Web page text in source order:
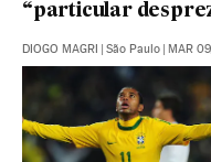
“particular
DIOGO MAGRI | São Paulo | MAR